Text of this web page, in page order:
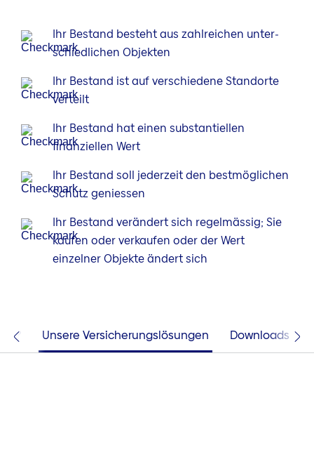
Ihr Bestand besteht aus zahlreichen unter­
schiedlichen Objekten
Ihr Bestand ist auf verschiedene Standorte
verteilt
Ihr Bestand hat einen substantiellen
finanziellen Wert
Ihr Bestand soll jederzeit den bestmöglichen
Schutz geniessen
Ihr Bestand verändert sich regelmässig; Sie
kaufen oder verkaufen oder der Wert
einzelner Objekte ändert sich
Unsere Versicherungslösungen Downloads